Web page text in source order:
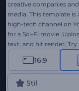
creative companies
media. This template
high-tech channel on
for a Sci-Fi movie.
text, and hit render. Try
16:9
Stil